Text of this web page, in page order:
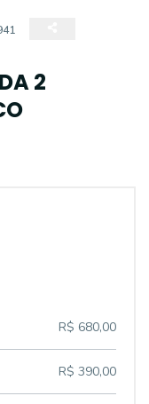
2
R$ 680,00
R$ 390,00